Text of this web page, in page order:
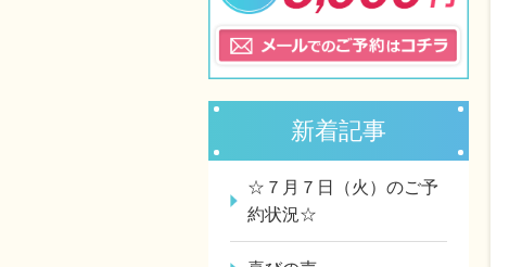
新着記事
☆７月７日（火）のご予
約状況☆